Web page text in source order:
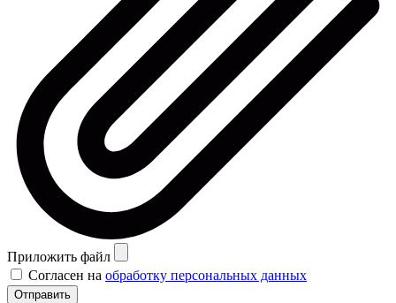
Приложить файл
Согласен на обработку персональных данных
Отправить